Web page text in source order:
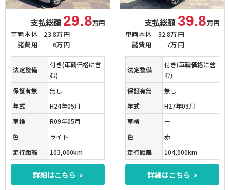
支払総額 29.8万円
車両本体
23.8万円
諸費用
6万円
法定整備
付き(車輌価格に含
む)
保証有無
無し
年式
H24年05月
車検
R09年05月
色
ライト
走行距離
103,000km
詳細はこちら
支払総額39.8万円
車両本体
32.8万円
諸費用
7万円
法定整備
付き(車輌価格に含
む)
保証有無
無し
年式
H27年03月
車検
－
色
赤
走行距離
104,000km
詳細はこちら